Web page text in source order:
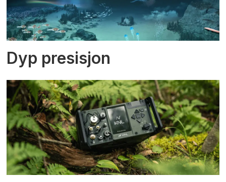
Dyp presisjon